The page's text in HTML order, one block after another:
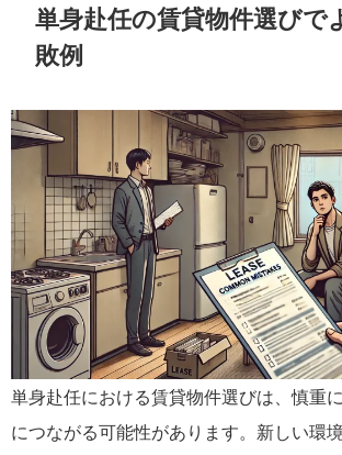
単身赴任の賃貸物件選びで
敗例
単身赴任における賃貸物件選びは、慎重
につながる可能性があります。新しい環